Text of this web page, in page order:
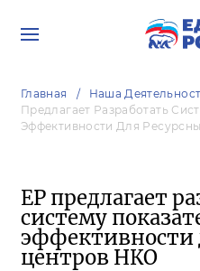
Главная Наша
Предлагает Разработать
Эффективности Для
ЕР предлагает
систему
эффективности
центров НКО